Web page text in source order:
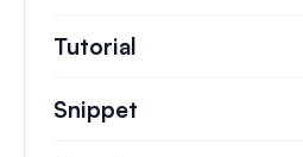
Tutorial
Snippet